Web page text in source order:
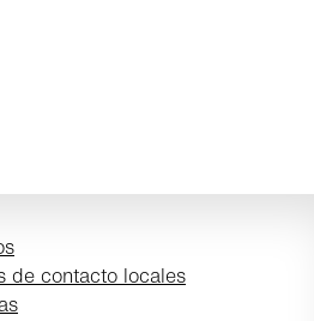
de contacto locales